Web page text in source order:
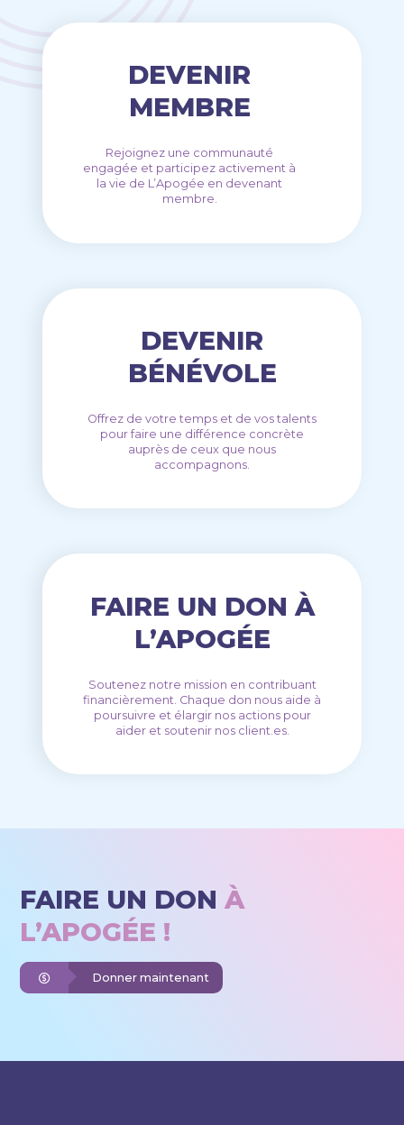
DEVENIR
MEMBRE
Rejoignez une communauté
engagée et participez activement à
la vie de L’Apogée en devenant
membre.
DEVENIR
BÉNÉVOLE
Offrez de votre temps et de vos talents
pour faire une différence concrète
auprès de ceux que nous
accompagnons.
FAIRE UN DON À
L’APOGÉE
Soutenez notre mission en contribuant
financièrement. Chaque don nous aide à
poursuivre et élargir nos actions pour
aider et soutenir nos client.es.
FAIRE UN DONÀ
L’APOGÉE !
Donner maintenant